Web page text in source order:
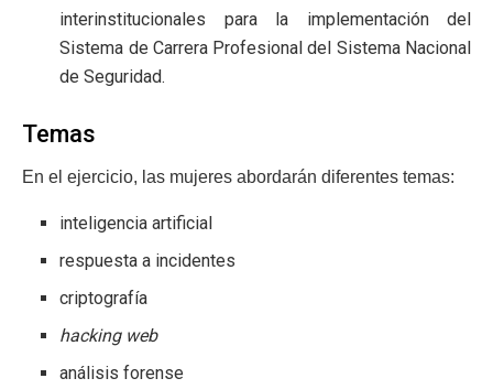
interinstitucionales para la implementación del
Sistema de Carrera Profesional del Sistema Nacional
de Seguridad.
Temas
En el ejercicio, las mujeres abordarán diferentes temas:
inteligencia artificial
respuesta a incidentes
criptografía
hacking web
análisis forense